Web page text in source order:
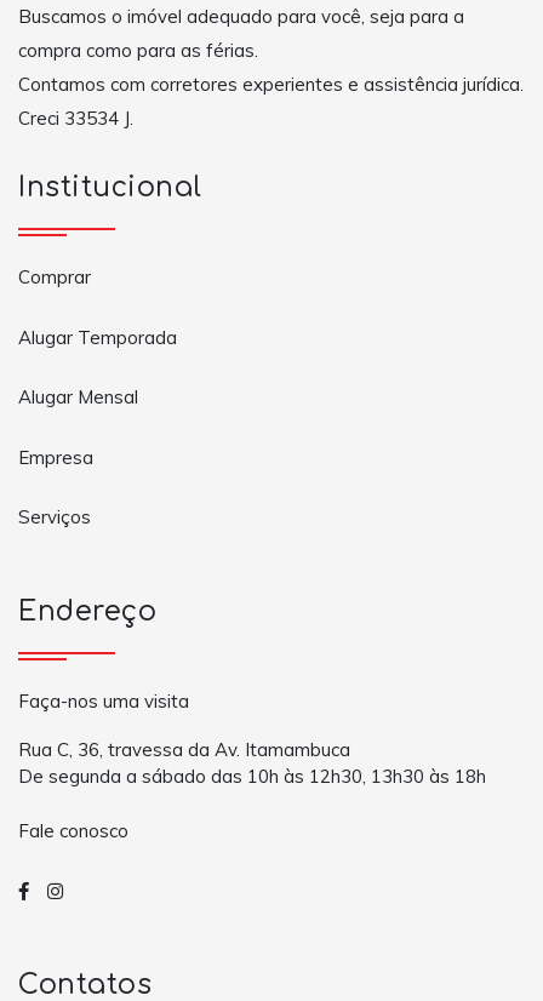
Buscamos o imóvel adequado para você, seja para a
compra como para as férias.
Contamos com corretores experientes e assistência jurídica.
Creci 33534 J.
Institucional
Comprar
Alugar Temporada
Alugar Mensal
Empresa
Serviços
Endereço
Faça-nos uma visita
Rua C, 36, travessa da Av. Itamambuca
De segunda a sábado das 10h às 12h30, 13h30 às 18h
Fale conosco
Contatos